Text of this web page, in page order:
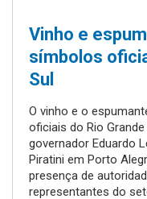
Vinho e
símbolos
Sul
O vinho e o
oficiais do Rio
governador Eduardo
Piratini em Porto
presença de
representantes do